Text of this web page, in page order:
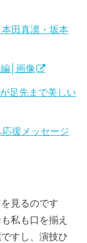
田真凛・坂本
│画像
足先まで美しい
援メッセージ
見るのです
私も口を揃え
すし、演技ひ